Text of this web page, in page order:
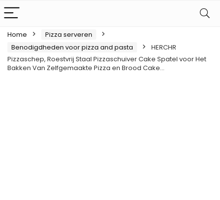
Home
Pizza serveren
Benodigdheden voor pizza and pasta
HERCHR
Pizzaschep, Roestvrij Staal Pizzaschuiver Cake Spatel voor Het
Bakken Van Zelfgemaakte Pizza en Brood Cake…